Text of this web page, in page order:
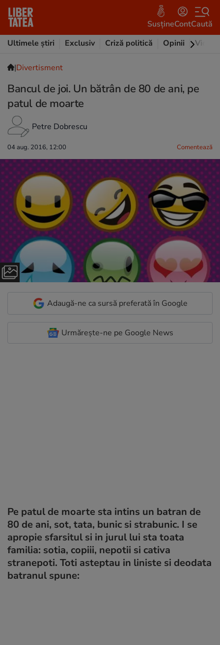
SusțineContCaută
Ultimele știri
Exclusiv Criză politică Opinii Video
|Divertisment
Bancul de joi. Un bătrân de 80 de ani, pe
patul de moarte
Petre Dobrescu
04 aug. 2016, 12:00 Comentează
Adaugă-ne ca sursă preferată în Google
Urmărește-ne pe Google News
Pe patul de moarte sta intins un batran de
80 de ani, sot, tata, bunic si strabunic. I se
apropie sfarsitul si in jurul lui sta toata
familia: sotia, copiii, nepotii si cativa
stranepoti. Toti asteptau in liniste si deodata
batranul spune: